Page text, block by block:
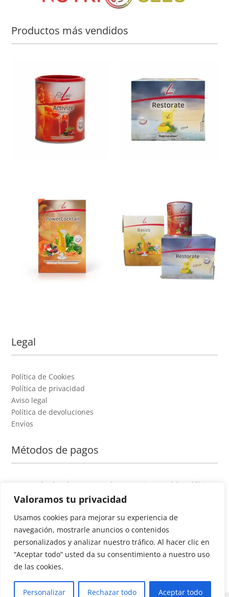
Valoramos tu privacidad
Usamos cookies para mejorar su experiencia de
navegación, mostrarle anuncios o contenidos
personalizados y analizar nuestro tráfico. Al hacer clic en
“Aceptar todo” usted da su consentimiento a nuestro uso
de las cookies.
Personalizar Rechazar todo Aceptar todo
Productos más vendidos
Legal
Política de Cookies
Política de privacidad
Aviso legal
Política de devoluciones
Envíos
Métodos de pagos
Como métodos de pago se admiten tarjetas crédito/débito y
Paypal